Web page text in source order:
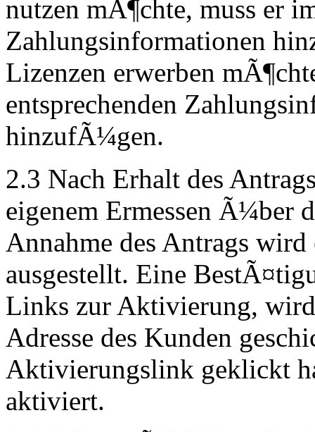
nutzen mÃ¶chte, muss er
Zahlungsinformationen
Lizenzen erwerben
entsprechenden
hinzufÃ¼gen.
2.3 Nach Erhalt des
eigenem Ermessen Ã¼ber
Annahme des Antrags
ausgestellt. Eine
Links zur Aktivierung,
Adresse des Kunden
Aktivierungslink geklickt
aktiviert.